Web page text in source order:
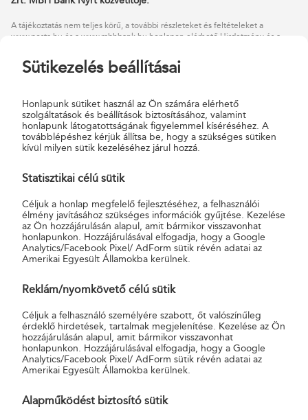
A tájékoztatás nem teljes körű, a további részleteket és feltételeket a
www.posta.hu és a www.mbhbank.hu honlapon elérhető Hirdetmény és a
vagy tájékoztatásért forduljon a postai munkatársakhoz.
A hatályon kívüli hirdetmények, Általános szerződési feltételek,
követő 30 napon belül nem jelentkeztem a
Hirdetmények, Üzletszabályzat, Általános Szerződési
Feltételek
A QR kód az MBH Bank Posta tájékoztató oldalára
Sütikezelés beállításai
Honlapunk sütiket használ az Ön számára elérhető
szolgáltatások és beállítások biztosításához, valamint
honlapunk látogatottságának figyelemmel kíséréséhez. A
továbblépéshez kérjük állítsa be, hogy a szükséges sütiken
kívül milyen sütik kezeléséhez járul hozzá.
Statisztikai célú sütik
Céljuk a honlap megfelelő fejlesztéséhez, a felhasználói
élmény javításához szükséges információk gyűjtése. Kezelése
az Ön hozzájárulásán alapul, amit bármikor visszavonhat
honlapunkon. Hozzájárulásával elfogadja, hogy a Google
Analytics/Facebook Pixel/ AdForm sütik révén adatai az
Amerikai Egyesült Államokba kerülnek.
Reklám/nyomkövető célú sütik
Céljuk a felhasználó személyére szabott, őt valószínűleg
érdeklő hirdetések, tartalmak megjelenítése. Kezelése az Ön
hozzájárulásán alapul, amit bármikor visszavonhat
honlapunkon. Hozzájárulásával elfogadja, hogy a Google
Analytics/Facebook Pixel/ AdForm sütik révén adatai az
Amerikai Egyesült Államokba kerülnek.
Alapműködést biztosító sütik